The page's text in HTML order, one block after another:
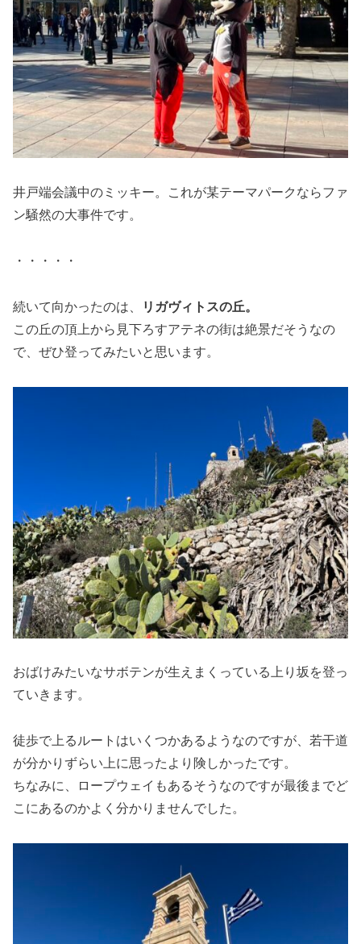
井戸端会議中のミッキー。これが某テーマパークならファ
ン騒然の大事件です。
・・・・・
続いて向かったのは、
リガヴィトスの丘。
この丘の頂上から見下ろすアテネの街は絶景だそうなの
で、ぜひ登ってみたいと思います。
おばけみたいなサボテンが生えまくっている上り坂を登っ
ていきます。
徒歩で上るルートはいくつかあるようなのですが、若干道
が分かりずらい上に思ったより険しかったです。
ちなみに、ロープウェイもあるそうなのですが最後までど
こにあるのかよく分かりませんでした。